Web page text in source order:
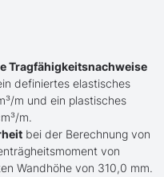
Tragfähigkeitsnachweise
definiertes elastisches
m und ein plastisches
m.
bei der Berechnung von
von
Wandhöhe von 310,0 mm.